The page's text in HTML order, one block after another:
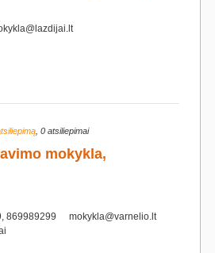
, 0 atsiliepimai
mokykla,
869989299
mokykla@varnelio.lt